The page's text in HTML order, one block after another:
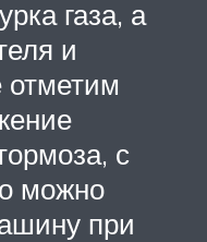
газа, а
и
отметим
с
можно
при